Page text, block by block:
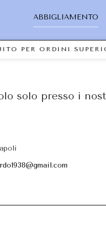
ABBIGLIAMENTO
PER ORDINI
solo presso i